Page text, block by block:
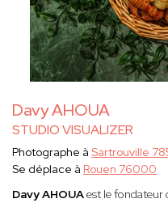
Davy AHOUA
STUDIO VISUALIZER
Photographe à Sartrouville
Se déplace à Rouen 76000
Davy AHOUAest le fondateur